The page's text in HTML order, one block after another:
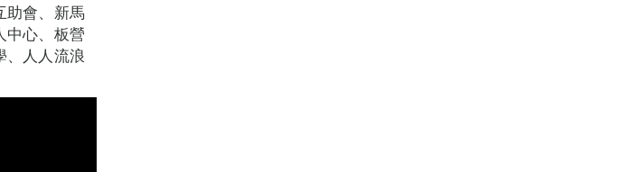
助會、新馬
中心、板營
、人人流浪